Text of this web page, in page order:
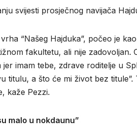
svijesti prosječnog navijača
“Našeg Hajduka”, počeo je
fakultetu, ali nije zadovoljan.
imam tebe, zdrave roditelje u
titulu, a što će mi život bez
kaže Pezzi.
malo u nokdaunu”